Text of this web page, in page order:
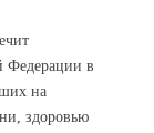
Федерации в
на
здоровью